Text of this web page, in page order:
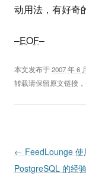
动用法，有好奇
–EOF–
本文发布于2007 年 6
转载请保留原文链接，
Post navigation
← FeedLounge 使
PostgreSQL 的经